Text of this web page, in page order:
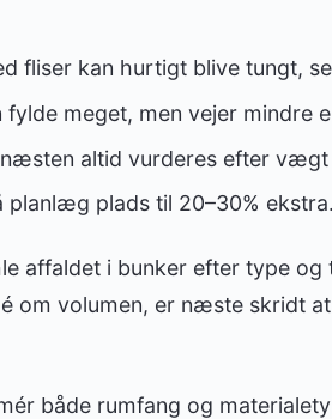
fliser kan hurtigt blive tungt,
fylde meget, men vejer mindre
altid vurderes efter vægt
planlæg plads til 20–30% ekstra.
affaldet i bunker efter type
om volumen, er næste skridt
både rumfang og